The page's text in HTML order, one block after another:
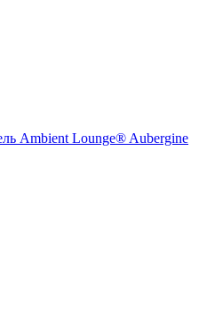
Ambient Lounge® Aubergine